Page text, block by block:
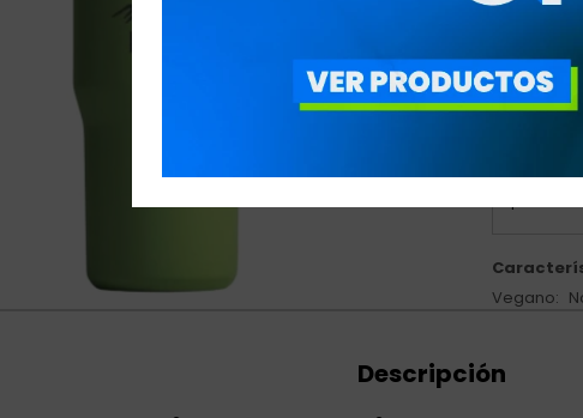
Botella
Variedades:
Vegano
Descripción